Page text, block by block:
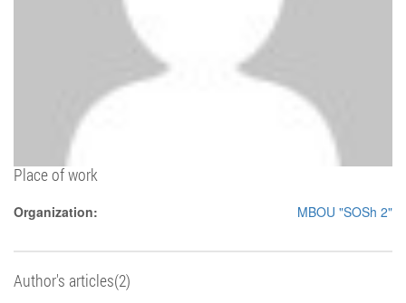
Place of work
Organization: MBOU "SOSh 2"
Author's articles(2)